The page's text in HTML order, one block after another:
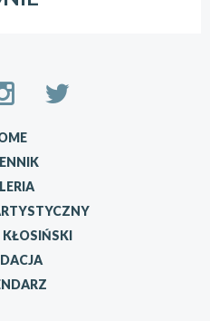
KŁOSIŃSKI